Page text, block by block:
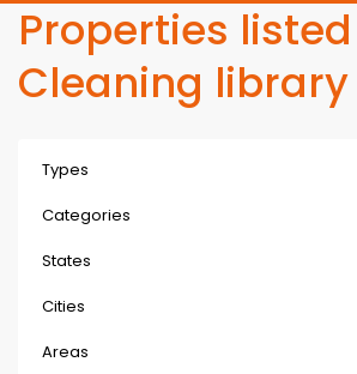
Properties
Cleaning library
Types
Categories
States
Cities
Areas